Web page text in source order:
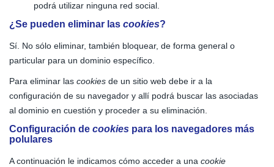
podrá utilizar ninguna red social.
¿Se pueden eliminar las cookies?
Sí. No sólo eliminar, también bloquear, de forma general o
particular para un dominio específico.
Para eliminar las cookies de un sitio web debe ir a la
configuración de su navegador y allí podrá buscar las asociadas
al dominio en cuestión y proceder a su eliminación.
Configuración de cookies para los navegadores más
polulares
A continuación le indicamos cómo acceder a una cookie